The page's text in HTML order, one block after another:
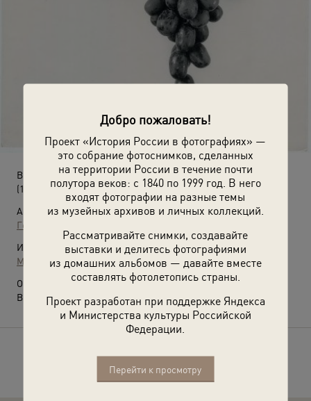
Добро пожаловать!
Проект «История России в фотографиях» —
это собрание фотоснимков, сделанных
на территории России в течение почти
полутора веков: с 1840 по 1999 год. В него
входят фотографии на разные темы
из музейных архивов и личных коллекций.
Рассматривайте снимки, создавайте
выставки и делитесь фотографиями
из домашних альбомов — давайте вместе
составлять фотолетопись страны.
Проект разработан при поддержке Яндекса
и Министерства культуры Российской
Федерации.
Перейти к просмотру
Виноград сорт «Победа»
(1955 год)
Автор:
Георгий Сошальский
Источники:
МАММ / МДФ
О фотографии:
Выставка «Food фотография»с этим снимком.
Расскажите друзьям об этом фото